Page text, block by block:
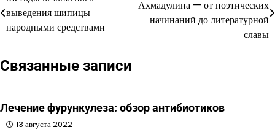
по
записям
выведения шипицы
народными средствами
Ахмадулина — от поэтических
начинаний до литературной
славы
Связанные записи
Лечение фурункулеза: обзор антибиотиков
13 августа 2022